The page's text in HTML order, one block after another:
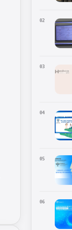
02
03
04
05
06